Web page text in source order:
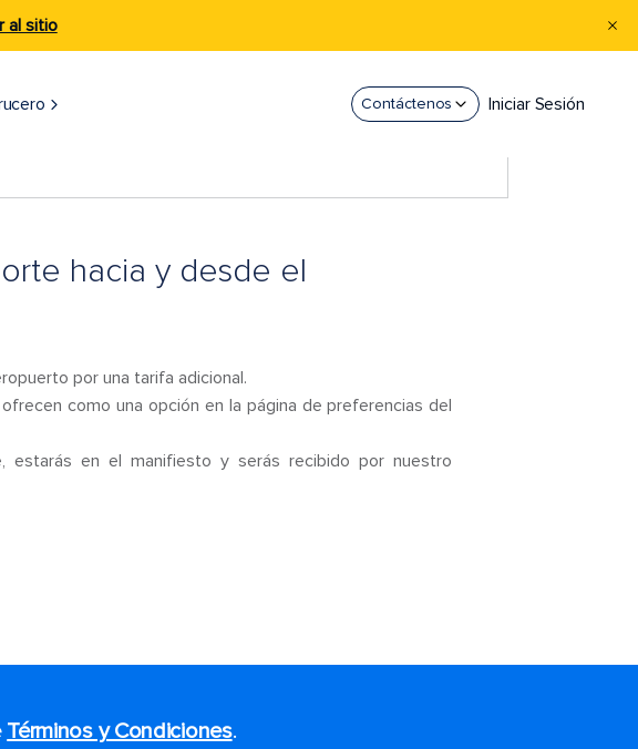
al sitio
Contáctenos Iniciar Sesión
hacia y desde el
por una tarifa adicional.
como una opción en la página de preferencias del
en el manifiesto y serás recibido por nuestro
Términos y Condiciones.